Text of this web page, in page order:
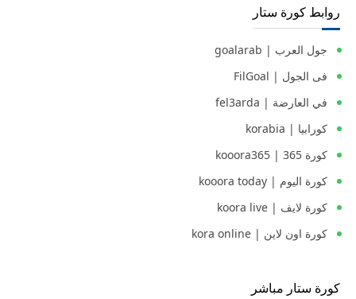
روابط كورة ستار
جول العرب | goalarab
فى الجول | FilGoal
في العارضة | fel3arda
كورابيا | korabia
كورة 365 | kooora365
كورة اليوم | kooora today
كورة لايف | koora live
كورة اون لاين | kora online
كورة ستار مباشر